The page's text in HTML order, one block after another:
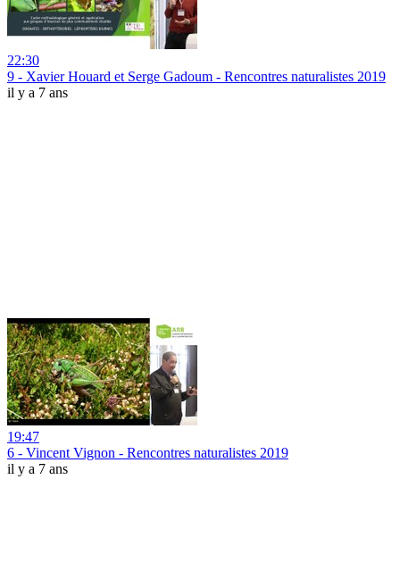
22:30
9 - Xavier Houard et Serge Gadoum - Rencontres naturalistes 2019
il y a 7 ans
19:47
6 - Vincent Vignon - Rencontres naturalistes 2019
il y a 7 ans